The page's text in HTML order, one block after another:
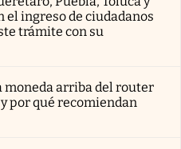
el ingreso de ciudadanos
trámite con su
moneda arriba del router
por qué recomiendan